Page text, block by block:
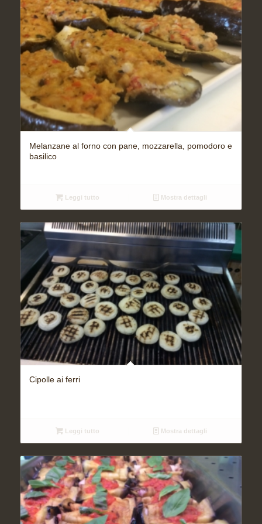
Melanzane al forno con pane, mozzarella, pomodoro e
basilico
Leggi tutto Mostra dettagli
Cipolle ai ferri
Leggi tutto Mostra dettagli